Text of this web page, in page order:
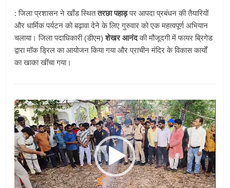
: जिला प्रशासन ने खाँड स्थिततरछा पहाड़पर आपदा प्रबंधन की तैयारियों
और धार्मिक पर्यटन को बढ़ावा देने के लिए गुरुवार को एक महत्वपूर्ण अभियान
चलाया। जिला पदाधिकारी (डीएम)शेखर आनंदकी मौजूदगी में फायर ब्रिगेड
द्वारा मॉक ड्रिल का आयोजन किया गया और प्राचीन मंदिर के विकास कार्यों
का खाका खींचा गया।
Video
Player